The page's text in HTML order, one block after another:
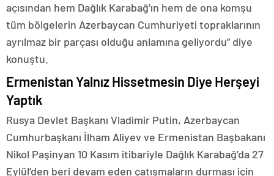
açısından hem Dağlık Karabağ’ın hem de ona komşu
tüm bölgelerin Azerbaycan Cumhuriyeti topraklarının
ayrılmaz bir parçası olduğu anlamına geliyordu” diye
konuştu.
Ermenistan Yalnız Hissetmesin Diye Herşeyi
Yaptık
Rusya Devlet Başkanı Vladimir Putin, Azerbaycan
Cumhurbaşkanı İlham Aliyev ve Ermenistan Başbakanı
Nikol Paşinyan 10 Kasım itibariyle Dağlık Karabağ’da 27
Eylül’den beri devam eden çatışmaların durması için